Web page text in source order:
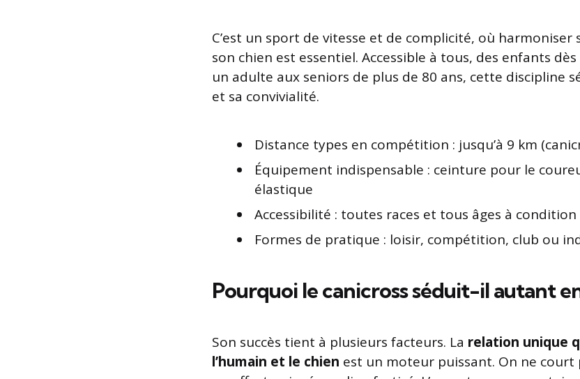
C’est un sport de vitesse et de complicité, où harmoniser
son chien est essentiel. Accessible à tous, des enfants
un adulte aux seniors de plus de 80 ans, cette discipline
et sa convivialité.
Distance types en compétition : jusqu’à 9 km
Équipement indispensable : ceinture pour le
élastique
Accessibilité : toutes races et tous âges à
Formes de pratique : loisir, compétition, club ou
Pourquoi le canicross séduit-il autant
Son succès tient à plusieurs facteurs. La relation unique
l’humain et le chien est un moteur puissant. On ne court